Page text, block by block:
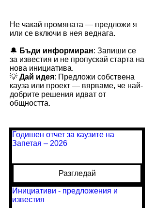
Не чакай промяната — предложи я
или се включи в нея веднага.
🔔 Бъди информиран: Запиши се
за известия и не пропускай старта на
нова инициатива.
💡 Дай идея: Предложи собствена
кауза или проект — вярваме, че най-
добрите решения идват от
общността.
Годишен отчет за каузите на
Запетая – 2026
Разгледай
Инициативи - предложения и
известия